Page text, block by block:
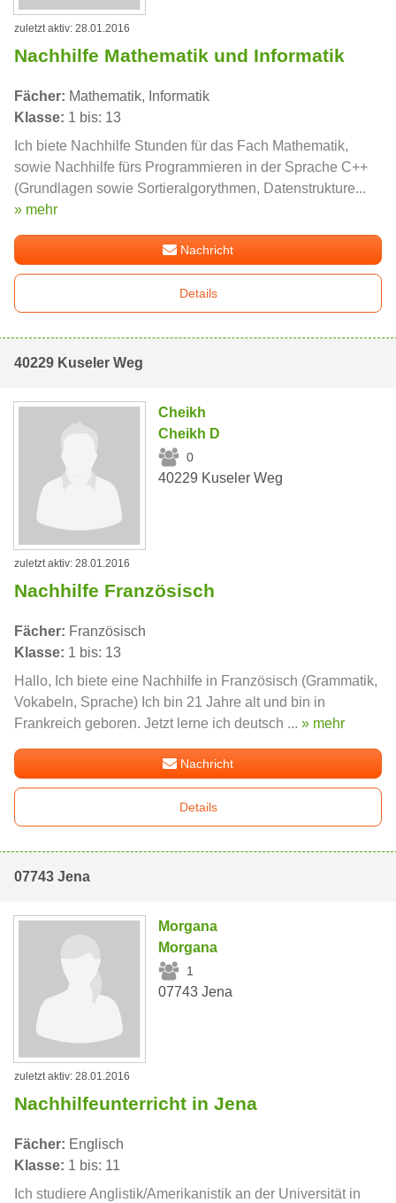
zuletzt aktiv: 28.01.2016
Nachhilfe Mathematik und Informatik
Fächer: Mathematik, Informatik
Klasse: 1 bis: 13
Ich biete Nachhilfe Stunden für das Fach Mathematik,
sowie Nachhilfe fürs Programmieren in der Sprache C++
(Grundlagen sowie Sortieralgorythmen, Datenstrukture...
» mehr
Nachricht
Details
40229 Kuseler Weg
Cheikh
Cheikh D
0
40229 Kuseler Weg
zuletzt aktiv: 28.01.2016
Nachhilfe Französisch
Fächer: Französisch
Klasse: 1 bis: 13
Hallo, Ich biete eine Nachhilfe in Französisch (Grammatik,
Vokabeln, Sprache) Ich bin 21 Jahre alt und bin in
Frankreich geboren. Jetzt lerne ich deutsch ... » mehr
Nachricht
Details
07743 Jena
Morgana
Morgana
1
07743 Jena
zuletzt aktiv: 28.01.2016
Nachhilfeunterricht in Jena
Fächer: Englisch
Klasse: 1 bis: 11
Ich studiere Anglistik/Amerikanistik an der Universität in